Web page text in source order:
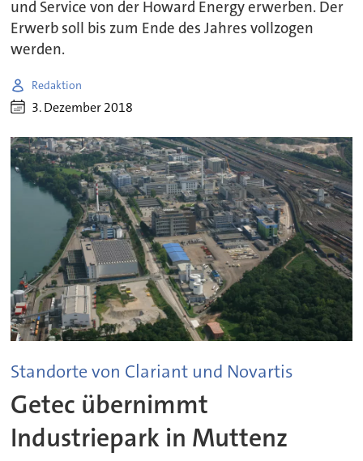
und Service von der Howard Energy erwerben. Der
Erwerb soll bis zum Ende des Jahres vollzogen
werden.
Redaktion
3. Dezember 2018
Standorte von Clariant und Novartis
Getec übernimmt
Industriepark in Muttenz